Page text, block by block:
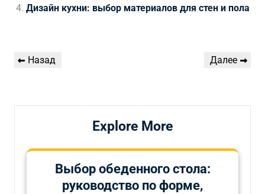
Дизайн кухни: выбор материалов для стен и пола
Навигация
Предыдущая
Назад
Следующая
Далее
Explore More
Выбор обеденного стола:
руководство по форме,